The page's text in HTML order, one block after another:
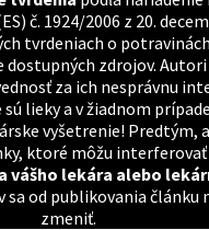
č. 1924/2006 z 20.
tvrdeniach o
dostupných zdrojov.
za ich nesprávnu
lieky a v žiadnom
vyšetrenie! Predtým,
ktoré môžu interferovať
vášho lekára alebo
od publikovania článku
zmeniť.